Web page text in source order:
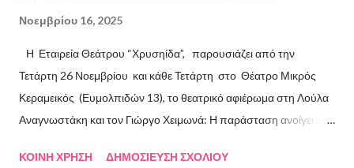
Νοεμβρίου 16, 2025
Η Εταιρεία Θεάτρου “Χρυσηίδα”, παρουσιάζει από την
Τετάρτη 26 Νοεμβρίου και κάθε Τετάρτη στο Θέατρο Μικρός
Κεραμεικός (Ευμολπιδών 13), το θεατρικό αφιέρωμα στη Λούλα
Αναγνωστάκη και τον Γιώργο Χειμωνά: Η παράσταση ανοίγει με
αυτοπαρουσιάζεται με μαύρο χιούμορ, σαρκάζει την κοινωνία και
ΚΟΙΝΉ ΧΡΉΣΗ ΔΗΜΟΣΊΕΥΣΗ ΣΧΟΛΊΟΥ